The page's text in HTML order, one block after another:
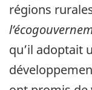
régions
qu’il adoptait